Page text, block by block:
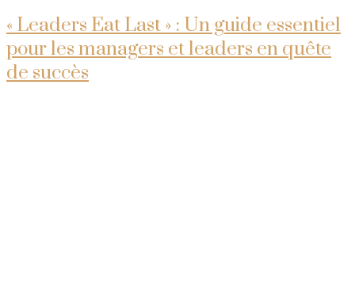
« Leaders Eat Last » : Un guide essentiel
pour les managers et leaders en quête
de succès